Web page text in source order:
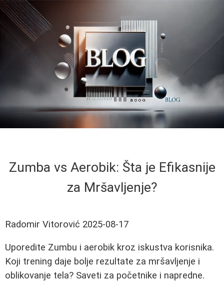
Zumba vs Aerobik: Šta je Efikasnije
za Mršavljenje?
Radomir Vitorović 2025-08-17
Uporedite Zumbu i aerobik kroz iskustva korisnika.
Koji trening daje bolje rezultate za mršavljenje i
oblikovanje tela? Saveti za početnike i napredne.